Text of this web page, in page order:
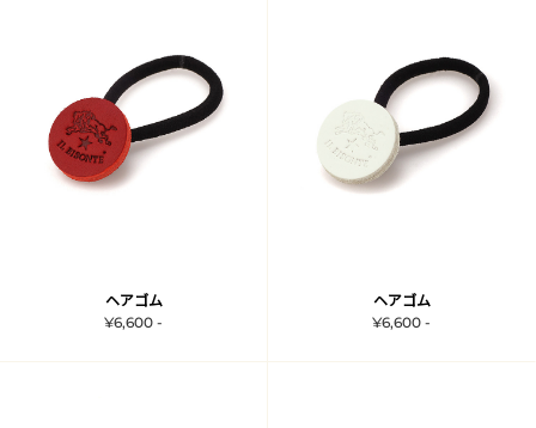
ヘアゴム
¥6,600 -
ヘアゴム
¥6,600 -